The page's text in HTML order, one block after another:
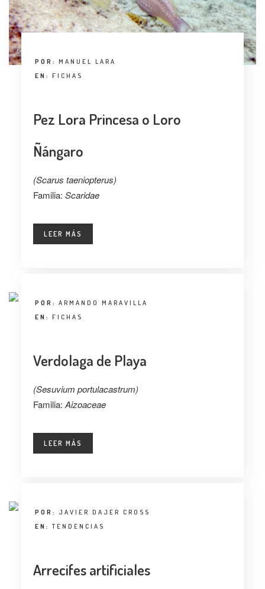
POR: MANUEL LARA
EN: FICHAS
Pez Lora Princesa o Loro
Ñángaro
(Scarus taeniopterus)
Familia: Scaridae
LEER MÁS
POR: ARMANDO MARAVILLA
EN: FICHAS
Verdolaga de Playa
(Sesuvium portulacastrum)
Familia: Aizoaceae
LEER MÁS
POR: JAVIER DAJER CROSS
EN:TENDENCIAS
Arrecifes artificiales